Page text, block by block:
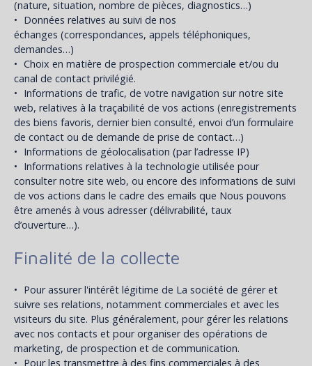
(nature, situation, nombre de pièces, diagnostics…)
Données relatives au suivi de nos
échanges (correspondances, appels téléphoniques,
demandes…)
Choix en matière de prospection commerciale et/ou du
canal de contact privilégié.
Informations de trafic, de votre navigation sur notre site
web, relatives à la traçabilité de vos actions (enregistrements
des biens favoris, dernier bien consulté, envoi d’un formulaire
de contact ou de demande de prise de contact…)
Informations de géolocalisation (par l’adresse IP)
Informations relatives à la technologie utilisée pour
consulter notre site web, ou encore des informations de suivi
de vos actions dans le cadre des emails que Nous pouvons
être amenés à vous adresser (délivrabilité, taux
d’ouverture…).
Finalité de la collecte
Pour assurer l'intérêt légitime de La société de gérer et
suivre ses relations, notamment commerciales et avec les
visiteurs du site. Plus généralement, pour gérer les relations
avec nos contacts et pour organiser des opérations de
marketing, de prospection et de communication.
Pour les transmettre à des fins commerciales à des